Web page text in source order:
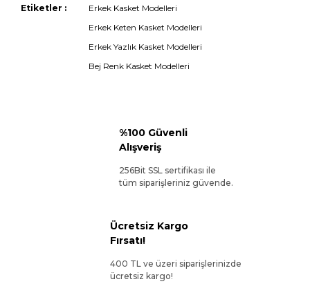
Etiketler :
Erkek Kasket Modelleri
Erkek Keten Kasket Modelleri
Erkek Yazlık Kasket Modelleri
Bej Renk Kasket Modelleri
%100 Güvenli
Alışveriş
256Bit SSL sertifikası ile
tüm siparişleriniz güvende.
Ücretsiz Kargo
Fırsatı!
400 TL ve üzeri siparişlerinizde
ücretsiz kargo!